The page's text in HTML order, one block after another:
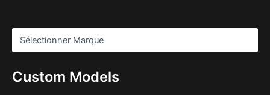
Custom Models